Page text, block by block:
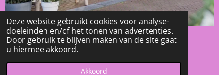
Deze website gebruikt cookies voor analyse-
doeleinden en/of het tonen van advertenties.
Door gebruik te blijven maken van de site gaat
u hiermee akkoord.
Akkoord
C
S
K